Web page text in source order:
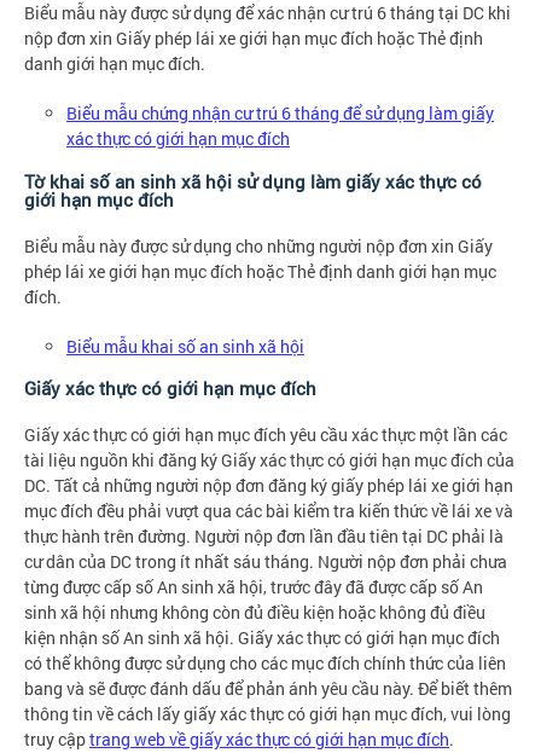
Biểu mẫu này được sử dụng để xác nhận cư trú 6 tháng tại DC khi
nộp đơn xin Giấy phép lái xe giới hạn mục đích hoặc Thẻ định
danh giới hạn mục đích.
Biểu mẫu chứng nhận cư trú 6 tháng để sử dụng làm giấy
xác thực có giới hạn mục đích
Tờ khai số an sinh xã hội sử dụng làm giấy xác thực có
giới hạn mục đích
Biểu mẫu này được sử dụng cho những người nộp đơn xin Giấy
phép lái xe giới hạn mục đích hoặc Thẻ định danh giới hạn mục
đích.
Biểu mẫu khai số an sinh xã hội
Giấy xác thực có giới hạn mục đích
Giấy xác thực có giới hạn mục đích yêu cầu xác thực một lần các
tài liệu nguồn khi đăng ký Giấy xác thực có giới hạn mục đích của
DC. Tất cả những người nộp đơn đăng ký giấy phép lái xe giới hạn
mục đích đều phải vượt qua các bài kiểm tra kiến thức về lái xe và
thực hành trên đường. Người nộp đơn lần đầu tiên tại DC phải là
cư dân của DC trong ít nhất sáu tháng. Người nộp đơn phải chưa
từng được cấp số An sinh xã hội, trước đây đã được cấp số An
sinh xã hội nhưng không còn đủ điều kiện hoặc không đủ điều
kiện nhận số An sinh xã hội. Giấy xác thực có giới hạn mục đích
có thể không được sử dụng cho các mục đích chính thức của liên
bang và sẽ được đánh dấu để phản ánh yêu cầu này. Để biết thêm
thông tin về cách lấy giấy xác thực có giới hạn mục đích, vui lòng
truy cậptrang web về giấy xác thực có giới hạn mục đích.